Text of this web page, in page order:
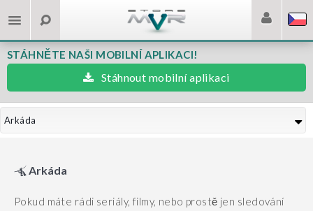
STÁHNĚTE NAŠI MOBILNÍ APLIKACI!
Stáhnout mobilní aplikaci
Arkáda
Arkáda
Pokud máte rádi seriály, filmy, nebo prostě jen sledování